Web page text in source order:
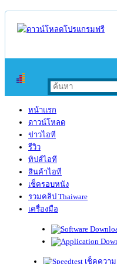
หน้าแรก
ดาวน์โหลด
ข่าวไอที
รีวิว
ทิปส์ไอที
สินค้าไอที
เช็ครอบหนัง
รวมคลิป Thaiware
เครื่องมือ
เช็คความ